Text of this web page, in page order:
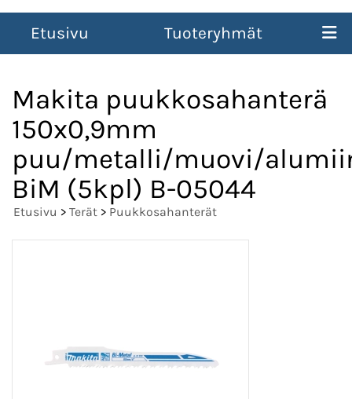
Etusivu Tuoteryhmät
Makita puukkosahanterä
150x0,9mm
puu/metalli/muovi/
BiM (5kpl) B-05044
Etusivu > Terät > Puukkosahanterät